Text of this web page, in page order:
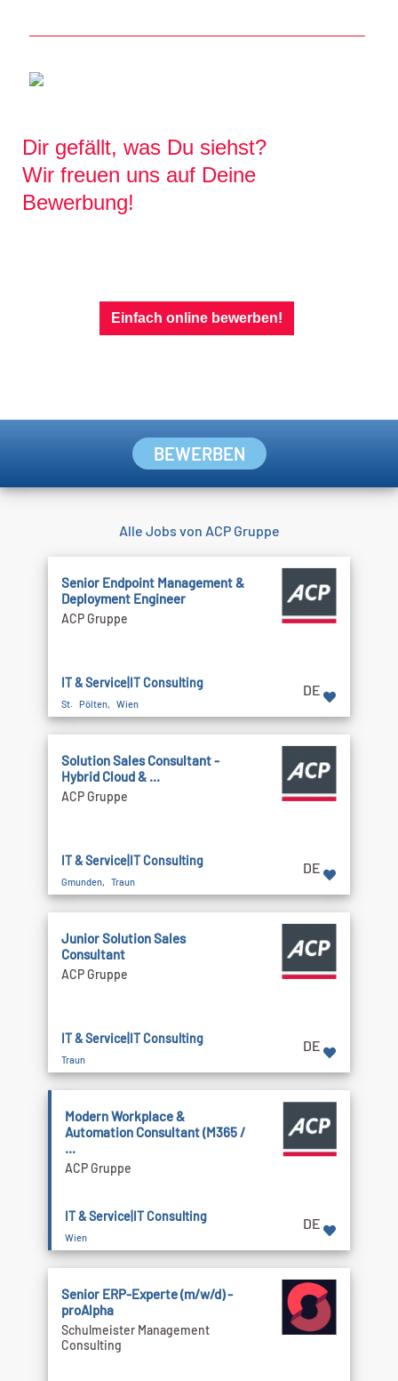
Dir gefällt, was Du siehst?
Wir freuen uns auf Deine
Bewerbung!
Einfach online bewerben!
BEWERBEN
Alle Jobs von ACP Gruppe
Senior Endpoint Management &
Deployment Engineer
ACP Gruppe
IT & Service|IT Consulting
St. Pölten, Wien
DE
Solution Sales Consultant -
Hybrid Cloud & ...
ACP Gruppe
IT & Service|IT Consulting
Gmunden, Traun
DE
Junior Solution Sales
Consultant
ACP Gruppe
IT & Service|IT Consulting
Traun
DE
Modern Workplace &
Automation Consultant (M365 /
...
ACP Gruppe
IT & Service|IT Consulting
Wien
DE
Senior ERP-Experte (m/w/d) -
proAlpha
Schulmeister Management
Consulting